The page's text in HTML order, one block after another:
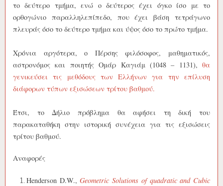
το δεύτερο τμήμα, ενώ ο δεύτερος έχει όγκο ίσο με το
ορθογώνιο παραλληλεπίπεδο, που έχει βάση τετράγωνο
πλευράς όσο το δεύτερο τμήμα και ύψος όσο το πρώτο τμήμα.
Χρόνια αργότερα, ο Πέρσης φιλόσοφος, μαθηματικός,
αστρονόμος και ποιητής Ομάρ Καγιάμ (1048 – 1131), θα
γενικεύσει τις μεθόδους των Ελλήνων για την επίλυση
διάφορων τύπων εξισώσεων τρίτου βαθμού.
Έτσι, το Δήλιο πρόβλημα θα αφήσει τη δική του
παρακαταθήκη στην ιστορική συνέχεια για τις εξισώσεις
τρίτου βαθμού.
Αναφορές
Henderson D.W.,Geometric Solutions of quadratic and Cubic